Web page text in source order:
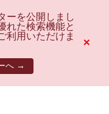
ーを公開しまし
れた検索機能と
利用いただけま
へ →
×